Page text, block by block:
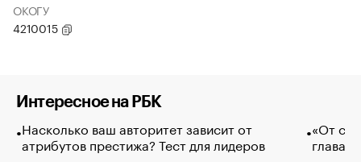
ОКОГУ
4210015
Интересное на РБК
Насколько ваш авторитет зависит от
атрибутов престижа? Тест для лидеров
«От
глава